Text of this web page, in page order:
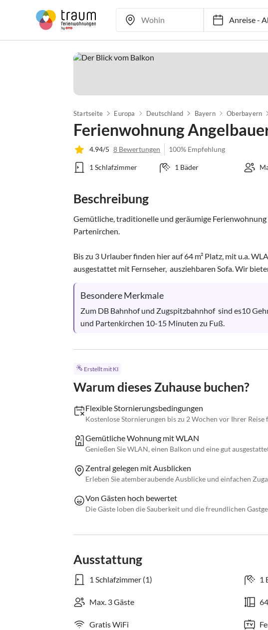
Anreise-
Startseite Europa Deutschland Bayern Oberbayern
Ferienwohnung
4.94/5 8 Bewertungen 100% Empfehlung
1 Schlafzimmer 1 Bäder
Beschreibung
Gemütliche, traditionelle und geräumige
Partenirchen.
Bis zu 3 Urlauber finden hier auf 64 m² Platz, mit u.a.
ausgestattet mit Fernseher,  ausziehbaren Sofa. Wir
Besondere Merkmale
Zum DB Bahnhof und Zugspitzbahnhof  sind es10
und Partenkirchen 10-15 Minuten zu Fuß.
Erstellt mit KI
Warum dieses Zuhause buchen?
Flexible Stornierungsbedingungen
Kostenlose Stornierungen bis zu 2 Wochen vor Ihrer Reise
Gemütliche Wohnung mit WLAN
Genießen Sie WLAN, einen Balkon und eine gut
Zentral gelegen mit Ausblicken
Erleben Sie atemberaubende Ausblicke und einfachen
Von Gästen hoch bewertet
Die Gäste loben die Sauberkeit und die freundlichen
Ausstattung
1 Schlafzimmer (1) 1
Max. 3 Gäste
Gratis WiFi